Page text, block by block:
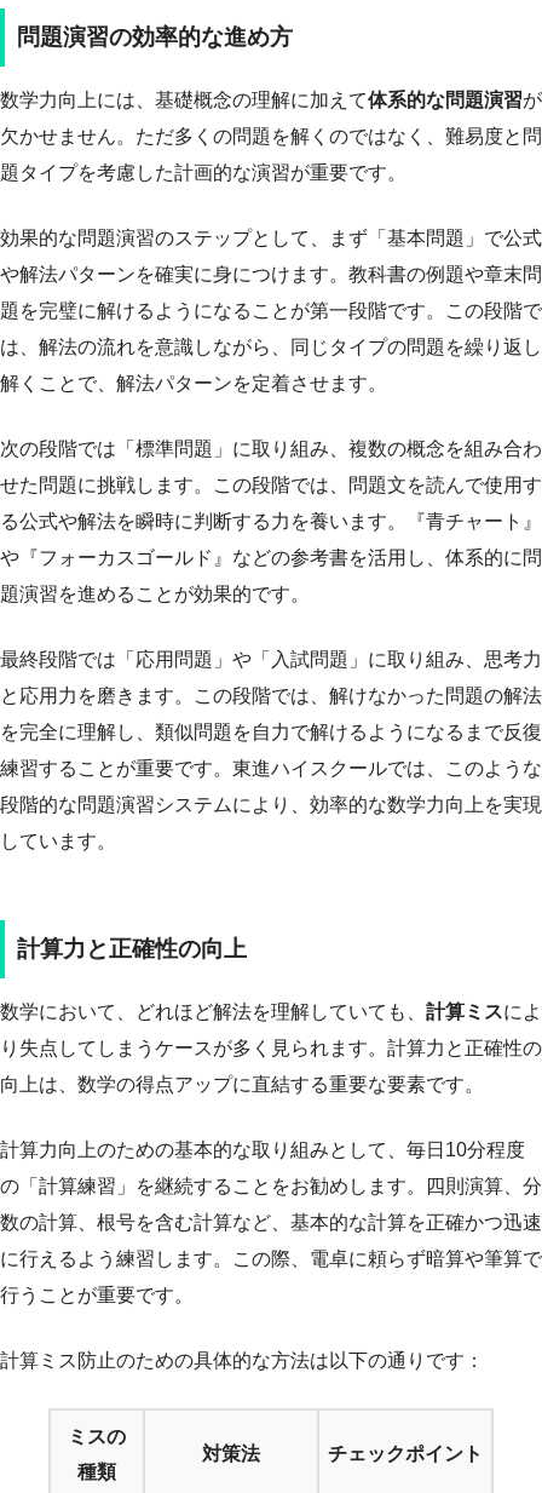
問題演習の効率的な進め方
数学力向上には、基礎概念の理解に加えて体系的な問題演習が
欠かせません。ただ多くの問題を解くのではなく、難易度と問
題タイプを考慮した計画的な演習が重要です。
効果的な問題演習のステップとして、まず「基本問題」で公式
や解法パターンを確実に身につけます。教科書の例題や章末問
題を完璧に解けるようになることが第一段階です。この段階で
は、解法の流れを意識しながら、同じタイプの問題を繰り返し
解くことで、解法パターンを定着させます。
次の段階では「標準問題」に取り組み、複数の概念を組み合わ
せた問題に挑戦します。この段階では、問題文を読んで使用す
る公式や解法を瞬時に判断する力を養います。『青チャート』
や『フォーカスゴールド』などの参考書を活用し、体系的に問
題演習を進めることが効果的です。
最終段階では「応用問題」や「入試問題」に取り組み、思考力
と応用力を磨きます。この段階では、解けなかった問題の解法
を完全に理解し、類似問題を自力で解けるようになるまで反復
練習することが重要です。東進ハイスクールでは、このような
段階的な問題演習システムにより、効率的な数学力向上を実現
しています。
計算力と正確性の向上
数学において、どれほど解法を理解していても、 計算ミスによ
り失点してしまうケースが多く見られます。計算力と正確性の
向上は、数学の得点アップに直結する重要な要素です。
計算力向上のための基本的な取り組みとして、毎日10分程度
の「計算練習」を継続することをお勧めします。四則演算、分
数の計算、根号を含む計算など、基本的な計算を正確かつ迅速
に行えるよう練習します。この際、電卓に頼らず暗算や筆算で
行うことが重要です。
計算ミス防止のための具体的な方法は以下の通りです：
ミスの
種類
対策法 チェックポイント